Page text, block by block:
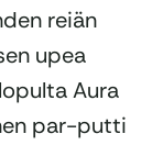
reiän
upea
Aura
par-putti